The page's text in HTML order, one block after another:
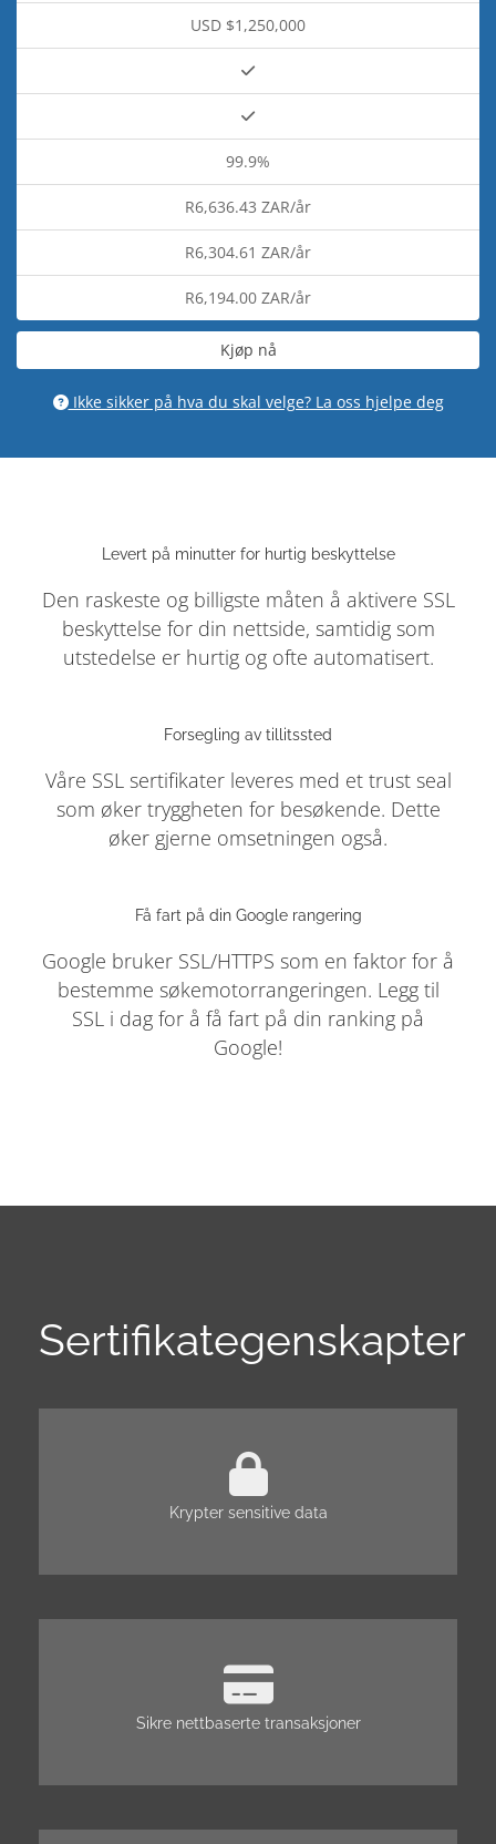
USD $1,250,000
99.9%
R6,636.43 ZAR/år
R6,304.61 ZAR/år
R6,194.00 ZAR/år
Kjøp nå
Ikke sikker på hva du skal velge? La oss hjelpe deg
Levert på minutter for hurtig beskyttelse
Den raskeste og billigste måten å aktivere SSL
beskyttelse for din nettside, samtidig som
utstedelse er hurtig og ofte automatisert.
Forsegling av tillitssted
Våre SSL sertifikater leveres med et trust seal
som øker tryggheten for besøkende. Dette
øker gjerne omsetningen også.
Få fart på din Google rangering
Google bruker SSL/HTTPS som en faktor for å
bestemme søkemotorrangeringen. Legg til
SSL i dag for å få fart på din ranking på
Google!
Sertifikategenskapter
Krypter sensitive data
Sikre nettbaserte transaksjoner